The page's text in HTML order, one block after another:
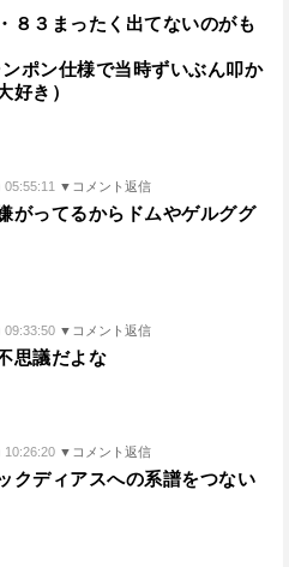
８３まったく出てないのがも
ポン仕様で当時ずいぶん叩か
好き）
▼コメント返信
がってるからドムやゲルググ
09:33:50 ▼コメント返信
思議だよな
10:26:20 ▼コメント返信
クディアスへの系譜をつない